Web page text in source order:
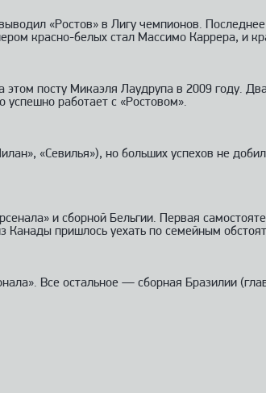
«Ростов» в Лигу чемпионов.
красно-белых стал Массимо Каррера, и
этом посту Микаэля Лаудрупа в 2009 году.
успешно работает с «Ростовом».
«Севилья»), но больших успехов не
и сборной Бельгии. Первая
пришлось уехать по семейным
Все остальное — сборная Бразилии